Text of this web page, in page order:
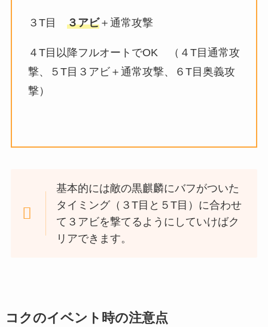
３T目 ３アビ＋通常攻撃
４T目以降フルオートでOK（４T目通常攻
撃、５T目３アビ＋通常攻撃、６T目奥義攻
撃）
基本的には敵の黒麒麟にバフがついた
タイミング（３T目と５T目）に合わせ
て３アビを撃てるようにしていけばク
リアできます。
コクのイベント時の注意点